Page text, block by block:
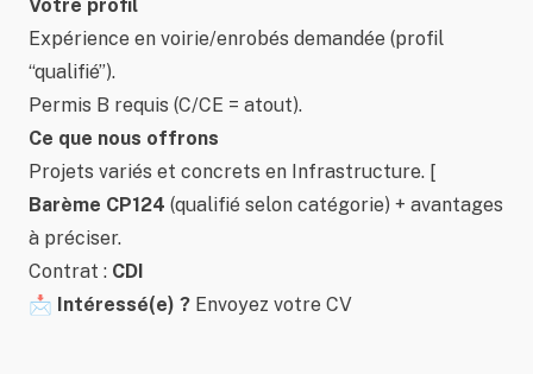
Votre profil
Expérience en voirie/enrobés demandée (profil
“qualifié”).
Permis B requis (C/CE = atout).
Ce que nous offrons
Projets variés et concrets en Infrastructure. [
Barème CP124 (qualifié selon catégorie) + avantages
à préciser.
Contrat : CDI
📩 Intéressé(e) ? Envoyez votre CV